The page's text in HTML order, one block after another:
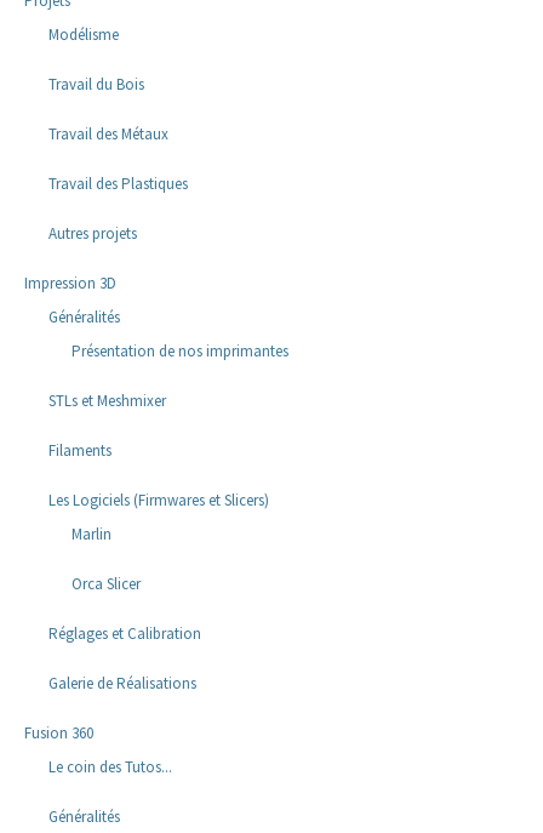
Modélisme
Travail du Bois
Travail des Métaux
Travail des Plastiques
Autres projets
Impression 3D
Généralités
Présentation de nos imprimantes
STLs et Meshmixer
Filaments
Les Logiciels (Firmwares et Slicers)
Marlin
Orca Slicer
Réglages et Calibration
Galerie de Réalisations
Fusion 360
Le coin des Tutos...
Généralités